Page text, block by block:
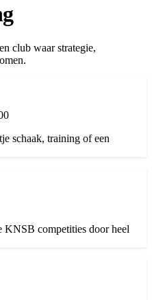
club waar strategie,
schaak, training of een
KNSB competities door heel